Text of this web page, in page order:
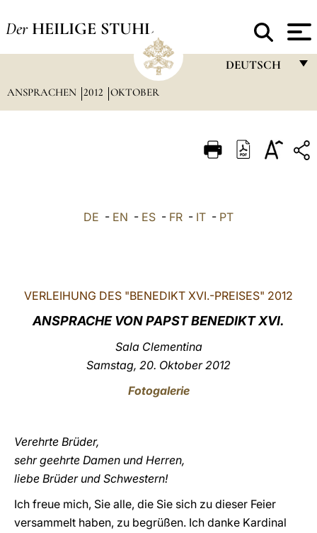
Der HEILIGE STUHL
DEUTSCH
ITALIANO
中文
ANSPRACHEN 2012 OKTOBER
DE - EN - ES - FR - IT - PT
VERLEIHUNG DES "BENEDIKT XVI.-PREISES" 2012
ANSPRACHE VON PAPST BENEDIKT XVI.
Sala Clementina
Samstag, 20. Oktober 2012
Fotogalerie
Verehrte Brüder,
sehr geehrte Damen und Herren,
liebe Brüder und Schwestern!
Ich freue mich, Sie alle, die Sie sich zu dieser Feier
versammelt haben, zu begrüßen. Ich danke Kardinal